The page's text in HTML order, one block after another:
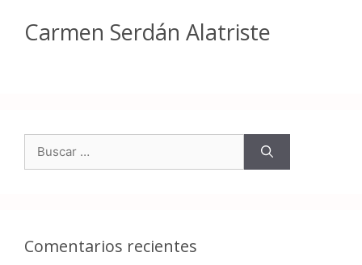
Carmen Serdán Alatriste
Comentarios recientes